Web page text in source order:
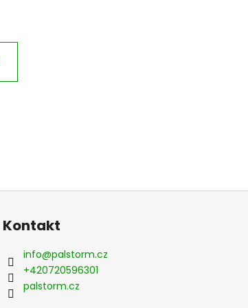
Kontakt
info@palstorm.cz
+420720596301
palstorm.cz